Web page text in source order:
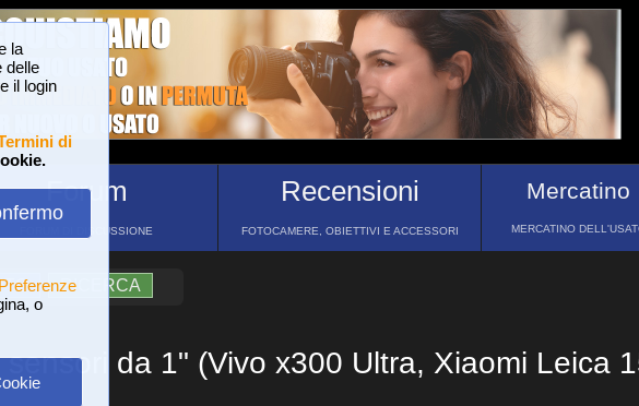
la
delle
il login
di
Preferenze
o
Forum
FORUM DI DISCUSSIONE
Recensioni
FOTOCAMERE, OBIETTIVI E ACCESSORI
Mercatino
MERCATINO
RICERCA
da 1" (Vivo x300 Ultra, Xiaomi Leica